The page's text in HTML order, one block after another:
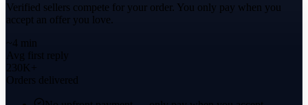
Verified sellers compete for your order. You only pay when you
accept an offer you love.
~4 min
Avg first reply
230K+
Orders delivered